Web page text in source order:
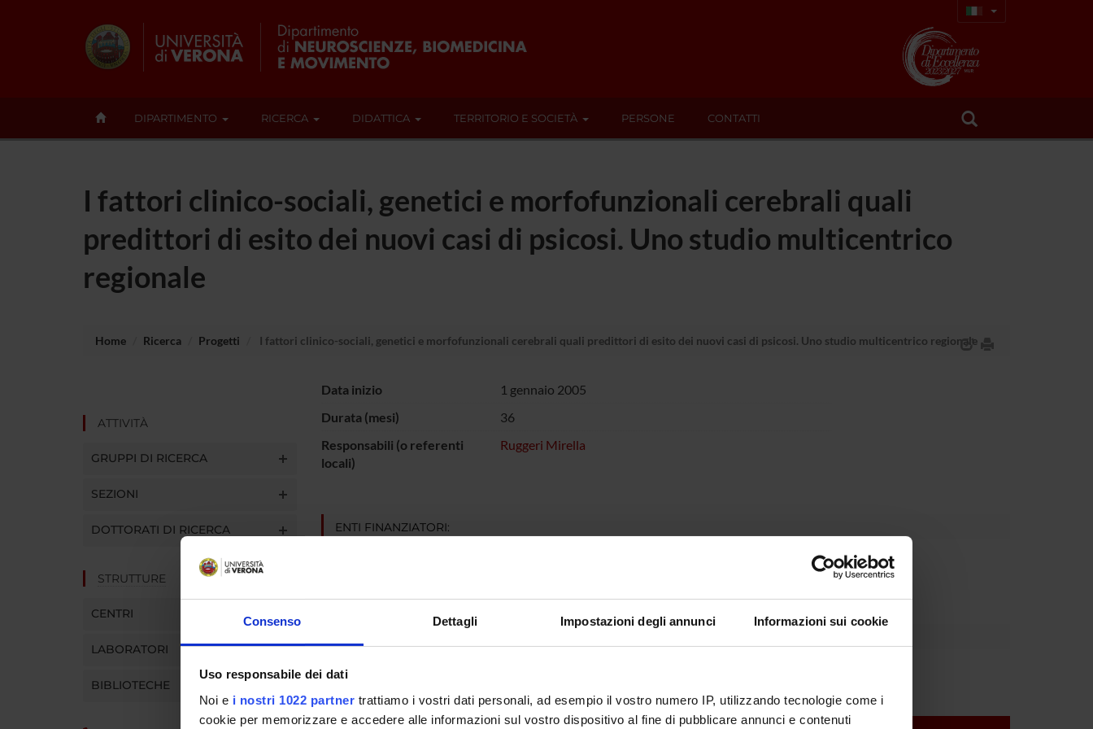
Consenso Dettagli Impostazioni degli annunci Informazioni sui cookie
Uso responsabile dei dati
Noi e i nostri 1022 partner trattiamo i vostri dati personali, ad esempio il vostro numero IP, utilizzando tecnologie come i
cookie per memorizzare e accedere alle informazioni sul vostro dispositivo al fine di pubblicare annunci e contenuti
DIPARTIMENTO RICERCA DIDATTICA TERRITORIO E SOCIETÀ PERSONE CONTATTI
I fattori clinico-sociali, genetici e morfofunzionali cerebrali quali
predittori di esito dei nuovi casi di psicosi. Uno studio multicentrico
regionale
Home Ricerca Progetti I fattori clinico-sociali, genetici e morfofunzionali cerebrali quali predittori di esito dei nuovi casi di psicosi. Uno studio multicentrico regionale
ATTIVITÀ
GRUPPI DI RICERCA
SEZIONI
DOTTORATI DI RICERCA
STRUTTURE
CENTRI
LABORATORI
BIBLIOTECHE
Data inizio
1 gennaio 2005
Durata (mesi)
36
Responsabili (o referenti
locali)
Ruggeri Mirella
ENTI FINANZIATORI:
Mirella Ruggeri